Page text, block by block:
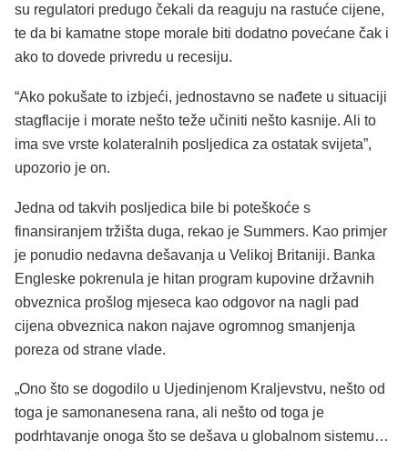
su regulatori predugo čekali da reaguju na rastuće cijene,
te da bi kamatne stope morale biti dodatno povećane čak i
ako to dovede privredu u recesiju.
“Ako pokušate to izbjeći, jednostavno se nađete u situaciji
stagflacije i morate nešto teže učiniti nešto kasnije. Ali to
ima sve vrste kolateralnih posljedica za ostatak svijeta”,
upozorio je on.
Jedna od takvih posljedica bile bi poteškoće s
finansiranjem tržišta duga, rekao je Summers. Kao primjer
je ponudio nedavna dešavanja u Velikoj Britaniji. Banka
Engleske pokrenula je hitan program kupovine državnih
obveznica prošlog mjeseca kao odgovor na nagli pad
cijena obveznica nakon najave ogromnog smanjenja
poreza od strane vlade.
„Ono što se dogodilo u Ujedinjenom Kraljevstvu, nešto od
toga je samonanesena rana, ali nešto od toga je
podrhtavanje onoga što se dešava u globalnom sistemu…